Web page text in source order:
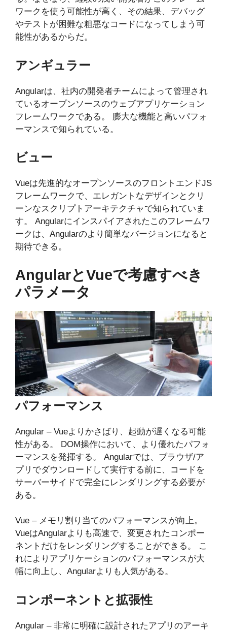
ワークを使う可能性が高く、その結果、デバッグ
やテストが困難な粗悪なコードになってしまう可
能性があるからだ。
アンギュラー
Angularは、社内の開発者チームによって管理され
ているオープンソースのウェブアプリケーション
フレームワークである。 膨大な機能と高いパフォ
ーマンスで知られている。
ビュー
Vueは先進的なオープンソースのフロントエンドJS
フレームワークで、エレガントなデザインとクリ
ーンなスクリプトアーキテクチャで知られていま
す。 Angularにインスパイアされたこのフレームワ
ークは、Angularのより簡単なバージョンになると
期待できる。
AngularとVueで考慮すべき
パラメータ
パフォーマンス
Angular – Vueよりかさばり、起動が遅くなる可能
性がある。 DOM操作において、より優れたパフォ
ーマンスを発揮する。 Angularでは、ブラウザ/ア
プリでダウンロードして実行する前に、コードを
サーバーサイドで完全にレンダリングする必要が
ある。
Vue – メモリ割り当てのパフォーマンスが向上。
VueはAngularよりも高速で、変更されたコンポー
ネントだけをレンダリングすることができる。 こ
れによりアプリケーションのパフォーマンスが大
幅に向上し、Angularよりも人気がある。
コンポーネントと拡張性
Angular – 非常に明確に設計されたアプリのアーキ